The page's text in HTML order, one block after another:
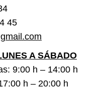
45
A SÁBADO
9:00 h – 14:00 h
h – 20:00 h